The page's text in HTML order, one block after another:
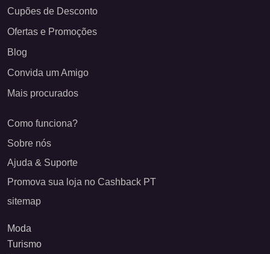
Cupões de Desconto
Ofertas e Promoções
Blog
Convida um Amigo
Mais procurados
Como funciona?
Sobre nós
Ajuda & Suporte
Promova sua loja no Cashback PT
sitemap
Moda
Turismo